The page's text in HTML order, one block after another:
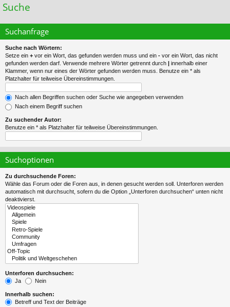
llz
riff
Suche
Suchanfrage
Suche nach Wörtern:
Setze ein + vor ein Wort, das gefunden werden muss und ein - vor ein Wort, das nicht
gefunden werden darf. Verwende mehrere Wörter getrennt durch | innerhalb einer
Klammer, wenn nur eines der Wörter gefunden werden muss. Benutze ein * als
Platzhalter für teilweise Übereinstimmungen.
Nach allen Begriffen suchen oder Suche wie angegeben verwenden
Nach einem Begriff suchen
Zu suchender Autor:
Benutze ein * als Platzhalter für teilweise Übereinstimmungen.
Suchoptionen
Zu durchsuchende Foren:
Wähle das Forum oder die Foren aus, in denen gesucht werden soll. Unterforen werden
automatisch mit durchsucht, sofern du die Option „Unterforen durchsuchen“ unten nicht
deaktivierst.
Unterforen durchsuchen:
Ja
Nein
Innerhalb suchen:
Betreff und Text der Beiträge